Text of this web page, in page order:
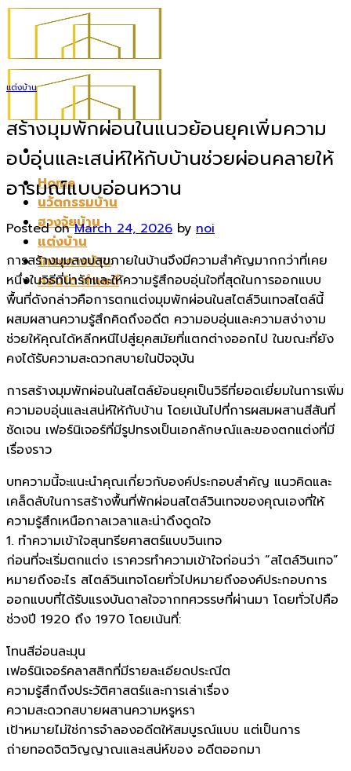
Skip
content
Home
นวัตกรรมบ้าน
ฮวงจุ้ยบ้าน
แต่งบ้าน
โครงการบ้าน
คอนโด ทำเลดี
แต่งบ้าน
สร้างมุมพักผ่อนในแนวย้อนยุคเพิ่มความ
อบอุ่นและเสน่ห์ให้กับบ้านช่วยผ่อนคลายให้
อารมณ์แบบอ่อนหวาน
Posted onMarch 24, 2026 by noi
การสร้างมุมสงบสุขภายในบ้านจึงมีความสำคัญมากกว่าที่เคย
หนึ่งในวิธีที่น่ารักและให้ความรู้สึกอบอุ่นใจที่สุดในการออกแบบ
พื้นที่ดังกล่าวคือการตกแต่งมุมพักผ่อนในสไตล์วินเทจสไตล์นี้
ผสมผสานความรู้สึกคิดถึงอดีต ความอบอุ่นและความสง่างาม
ช่วยให้คุณได้หลีกหนีไปสู่ยุคสมัยที่แตกต่างออกไป ในขณะที่ยัง
คงได้รับความสะดวกสบายในปัจจุบัน
การสร้างมุมพักผ่อนในสไตล์ย้อนยุคเป็นวิธีที่ยอดเยี่ยมในการเพิ่ม
ความอบอุ่นและเสน่ห์ให้กับบ้าน โดยเน้นไปที่การผสมผสานสีสันที่
ชัดเจน เฟอร์นิเจอร์ที่มีรูปทรงเป็นเอกลักษณ์และของตกแต่งที่มี
เรื่องราว
บทความนี้จะแนะนำคุณเกี่ยวกับองค์ประกอบสำคัญ แนวคิดและ
เคล็ดลับในการสร้างพื้นที่พักผ่อนสไตล์วินเทจของคุณเองที่ให้
ความรู้สึกเหนือกาลเวลาและน่าดึงดูดใจ
1. ทำความเข้าใจสุนทรียศาสตร์แบบวินเทจ
ก่อนที่จะเริ่มตกแต่ง เราควรทำความเข้าใจก่อนว่า “สไตล์วินเทจ”
หมายถึงอะไร สไตล์วินเทจโดยทั่วไปหมายถึงองค์ประกอบการ
ออกแบบที่ได้รับแรงบันดาลใจจากทศวรรษที่ผ่านมา โดยทั่วไปคือ
ช่วงปี 1920 ถึง 1970 โดยเน้นที่:
โทนสีอ่อนละมุน
เฟอร์นิเจอร์คลาสสิกที่มีรายละเอียดประณีต
ความรู้สึกถึงประวัติศาสตร์และการเล่าเรื่อง
ความสะดวกสบายผสานความหรูหรา
เป้าหมายไม่ใช่การจำลองอดีตให้สมบูรณ์แบบ แต่เป็นการ
ถ่ายทอดจิตวิญญาณและเสน่ห์ของ อดีตออกมา